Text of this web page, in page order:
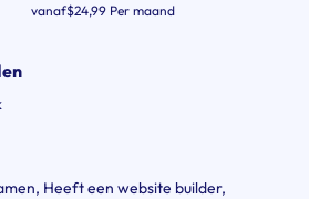
vanaf$24,99 Per maand
, Heeft een website builder,